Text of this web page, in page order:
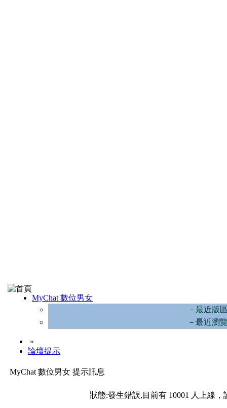
MyChat 數位男女
－最近版
－最近瀏
»
論壇提示
MyChat 數位男女 提示訊息
狀態:發生錯誤,目前有 10001 人上線